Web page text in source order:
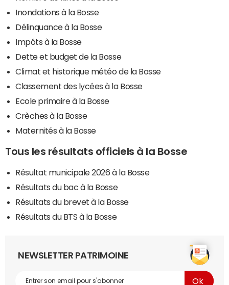
Inondations à la Bosse
Délinquance à la Bosse
Impôts à la Bosse
Dette et budget de la Bosse
Climat et historique météo de la Bosse
Classement des lycées à la Bosse
Ecole primaire à la Bosse
Crèches à la Bosse
Maternités à la Bosse
Tous les résultats officiels à la Bosse
Résultat municipale 2026 à la Bosse
Résultats du bac à la Bosse
Résultats du brevet à la Bosse
Résultats du BTS à la Bosse
NEWSLETTER PATRIMOINE